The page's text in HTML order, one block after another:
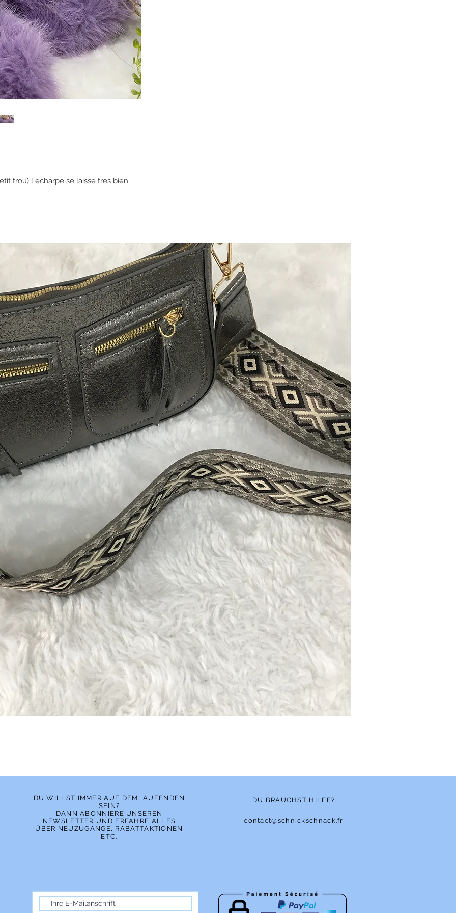
trou) l echarpe se laisse très bien
DU WILLST IMMER AUF DEM lAUFENDEN
SEIN?
DANN ABONNIERE UNSEREN
NEWSLETTER UND ERFAHRE ALLES
ÜBER NEUZUGÄNGE, RABATTAKTIONEN
ETC.
DU BRAUCHST HILFE?
contact@schnickschnack.fr